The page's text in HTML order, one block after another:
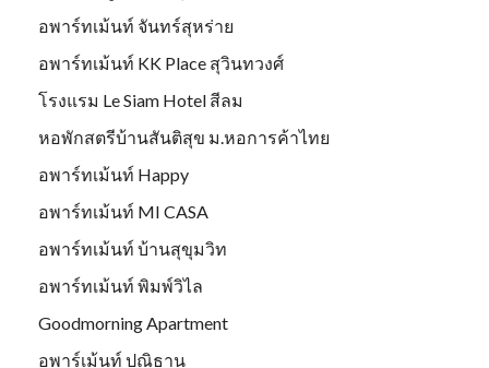
อพาร์ทเม้นท์ จันทร์สุหร่าย
อพาร์ทเม้นท์ KK Place สุวินทวงศ์
โรงแรม Le Siam Hotel สีลม
หอพักสตรีบ้านสันติสุข ม.หอการค้าไทย
อพาร์ทเม้นท์ Happy
อพาร์ทเม้นท์ MI CASA
อพาร์ทเม้นท์ บ้านสุขุมวิท
อพาร์ทเม้นท์ พิมพ์วิไล
Goodmorning Apartment
อพาร์เม้นท์ ปณิธาน